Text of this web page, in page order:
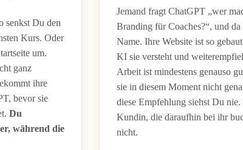
senkst Du den
Kurs. Oder
um.
ganz
ihre
bevor sie
Du
während die
Jemand fragt ChatGPT „wer
Branding für Coaches?“, und
Name. Ihre Website ist so
KI sie versteht und
Arbeit ist mindestens genauso
sie in diesem Moment nicht
diese Empfehlung siehst Du
Kundin, die daraufhin bei ihr
nicht.